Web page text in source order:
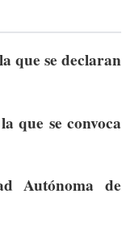
que se declaran
que se convoca
Autónoma de